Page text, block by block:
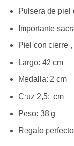
Pulsera de piel
Importante
Piel con cierre
Largo: 42 cm
Medalla: 2 cm
Cruz 2,5: cm
Peso: 38 g
Regalo perfecto